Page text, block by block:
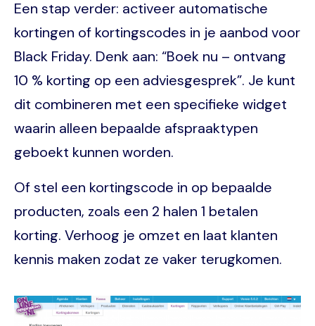
Een stap verder: activeer automatische
kortingen of kortingscodes in je aanbod voor
Black Friday. Denk aan: “Boek nu – ontvang
10 % korting op een adviesgesprek”. Je kunt
dit combineren met een specifieke widget
waarin alleen bepaalde afspraaktypen
geboekt kunnen worden.
Of stel een kortingscode in op bepaalde
producten, zoals een 2 halen 1 betalen
korting. Verhoog je omzet en laat klanten
kennis maken zodat ze vaker terugkomen.
Image